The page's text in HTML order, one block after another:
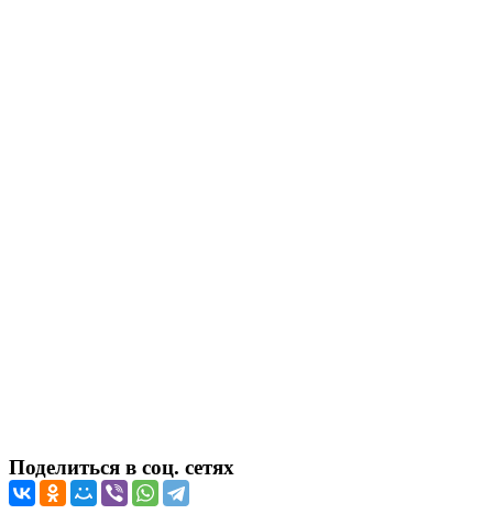
Поделиться в соц. сетях